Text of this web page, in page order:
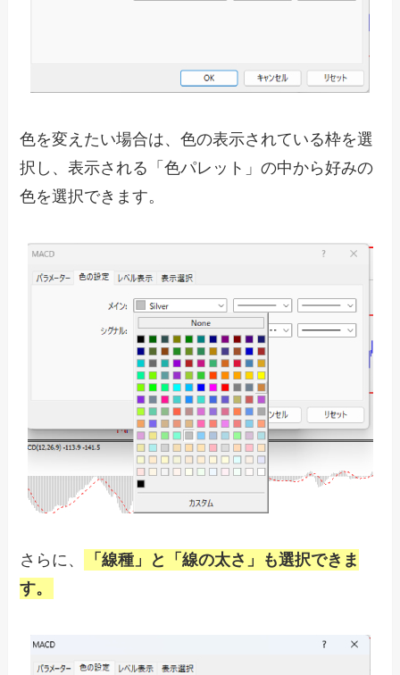
色を変えたい場合は、色の表示されている枠を選
択し、表示される「色パレット」の中から好みの
色を選択できます。
さらに、
「線種」と「線の太さ」も選択できま
す。